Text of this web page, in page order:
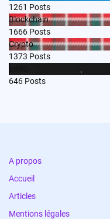
1261 Posts
Blockchain
1666 Posts
Crypto
1373 Posts
646 Posts
A propos
Accueil
Articles
Mentions légales